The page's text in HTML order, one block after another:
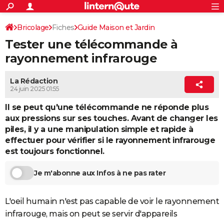
ACTUALITÉS
Politique
Société
Faits Divers
Education
Monde
Villes
+
SPORT
Coupe du monde 2026
Football
Tennis
Cyclisme
Rugby
Forum
Retraite
Impôts
Epargne
Immobilier
Risques naturels par ville
Banque
Assurance
Crédit
AUTO
Essais
Réserver un essai
Citadines
Berlines
SUV
Forum auto
+ HIGH-TECH
Mobiles
Meilleur smartphone
Internet
Ordinateurs
Jeux vidéo
Guide high-tech
+
BRICOLAGE
Forum
Aménagement intérieur
Extérieur
Cuisine
Salle de bains
Jardinage
Rangement
+WEEK-END
Guides de France
Escapades
Patrimoine
Expositions
Musées
Week-end nature
+LIFESTYLE
Alimentation
Guide de la santé
Maladies
Médicaments
Sommeil
+VOYAGE
S'inscrire
Connexion
Bricolage Fiches Guide Maison et Jardin
Bricolage / Travaux TV / Son
Tester une télécommande à
rayonnement infrarouge
La Rédaction
24 juin 2025 01:55
Il se peut qu'une télécommande ne réponde plus
aux pressions sur ses touches. Avant de changer les
piles, il y a une manipulation simple et rapide à
effectuer pour vérifier si le rayonnement infrarouge
est toujours fonctionnel.
Je m'abonne aux Infos à ne pas rater
L'oeil humain n'est pas capable de voir le rayonnement
infrarouge, mais on peut se servir d'appareils